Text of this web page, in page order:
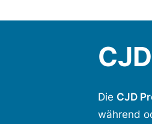
Die CJD
während